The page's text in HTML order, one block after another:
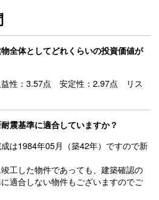
全体としてどれくらいの投資価値が
益性：3.57点 安定性：2.97点 リス
震基準に適合していますか？
は1984年05月（築42年）ですので新
工した物件であっても、建築確認の
適合しない物件もございますのでご